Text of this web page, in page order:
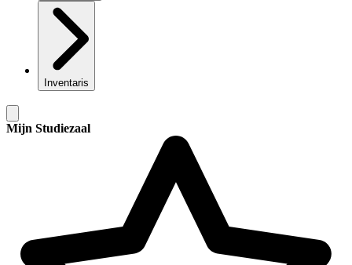
Inventaris
Mijn Studiezaal